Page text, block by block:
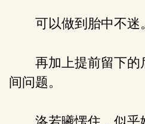
可以做到胎中不迷
再加上提前留下的
间问题。